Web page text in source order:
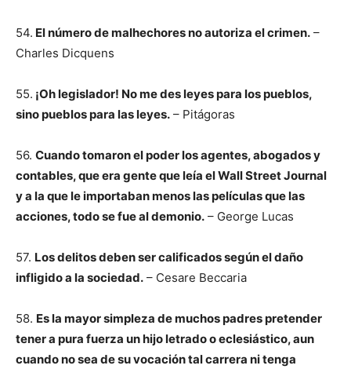
54. El número de malhechores no autoriza el crimen. –
Charles Dicquens
55. ¡Oh legislador! No me des leyes para los pueblos,
sino pueblos para las leyes. – Pitágoras
56. Cuando tomaron el poder los agentes, abogados y
contables, que era gente que leía el Wall Street Journal
y a la que le importaban menos las películas que las
acciones, todo se fue al demonio. – George Lucas
57. Los delitos deben ser calificados según el daño
infligido a la sociedad. – Cesare Beccaria
58. Es la mayor simpleza de muchos padres pretender
tener a pura fuerza un hijo letrado o eclesiástico, aun
cuando no sea de su vocación tal carrera ni tenga